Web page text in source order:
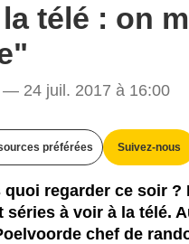
télé : on
— 24 juil. 2017 à 16:00
préférées Suivez-nous
quoi regarder ce soir
à voir à la télé.
chef de